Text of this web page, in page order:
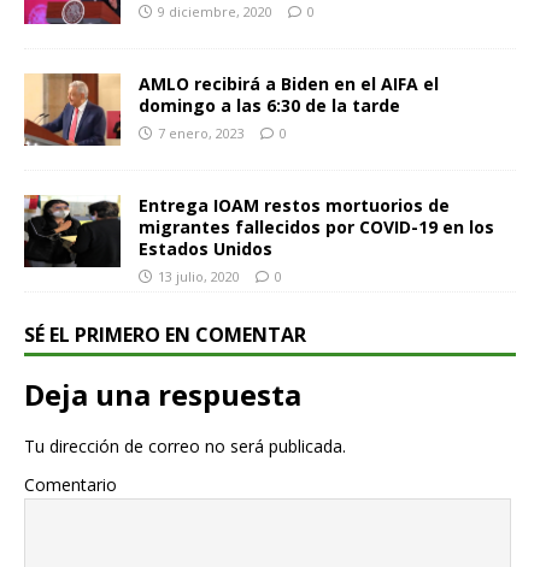
9 diciembre, 2020 0
AMLO recibirá a Biden en el AIFA el
domingo a las 6:30 de la tarde
7 enero, 2023 0
Entrega IOAM restos mortuorios de
migrantes fallecidos por COVID-19 en los
Estados Unidos
13 julio, 2020 0
SÉ EL PRIMERO EN COMENTAR
Deja una respuesta
Tu dirección de correo no será publicada.
Comentario